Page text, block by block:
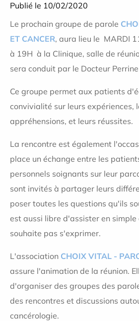
Publié le 10/02/2020
Le prochain groupe de parole
ET CANCER, aura lieu le MARDI
à 19H à la Clinique, salle de
sera conduit par le Docteur Perrine
Ce groupe permet aux patients
convivialité sur leurs expériences,
appréhensions, et leurs réussites.
La rencontre est également
place un échange entre les
personnels soignants sur leur
sont invités à partager leurs
poser toutes les questions qu'ils
est aussi libre d'assister en
souhaite pas s'exprimer.
L'association CHOIX VITAL -
assure l'animation de la réunion.
d'organiser des groupes des
des rencontres et discussions
cancérologie.